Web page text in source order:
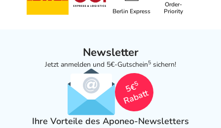
Berlin Express
Order-
Priority
Newsletter
Jetzt anmelden und 5€-Gutschein5 sichern!
5€
5
Rabatt
Ihre Vorteile des Aponeo-Newsletters